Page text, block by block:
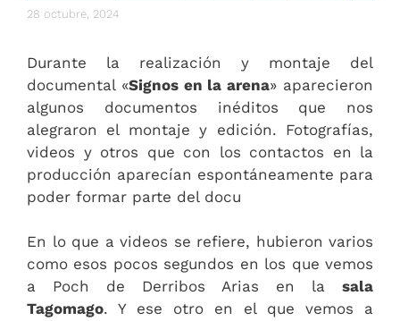
28 octubre, 2024
Durante la realización y montaje del
documental «Signos en la arena» aparecieron
algunos documentos inéditos que nos
alegraron el montaje y edición. Fotografías,
videos y otros que con los contactos en la
producción aparecían espontáneamente para
poder formar parte del docu
En lo que a videos se refiere, hubieron varios
como esos pocos segundos en los que vemos
a Poch de Derribos Arias en la sala
Tagomago. Y ese otro en el que vemos a